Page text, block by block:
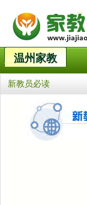
温州家教
新教员必读